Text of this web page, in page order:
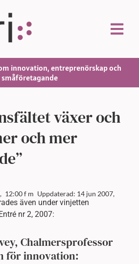
innovation, entreprenörskap och
småföretagande
växer och
och mer
12:00 f m Uppdaterad: 14 jun 2007,
även under vinjetten
nr 2, 2007:
Chalmersprofessor
för innovation: